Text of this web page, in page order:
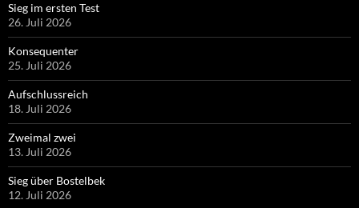
Sieg im ersten Test
26. Juli 2026
Konsequenter
25. Juli 2026
Aufschlussreich
18. Juli 2026
Zweimal zwei
13. Juli 2026
Sieg über Bostelbek
12. Juli 2026